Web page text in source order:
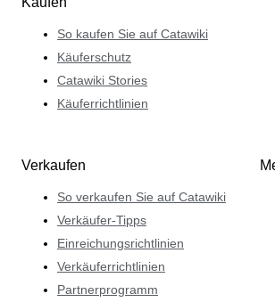
So kaufen Sie auf Catawiki
Käuferschutz
Catawiki Stories
Käuferrichtlinien
Verkaufen
So verkaufen Sie auf Catawiki
Verkäufer-Tipps
Einreichungsrichtlinien
Verkäuferrichtlinien
Partnerprogramm